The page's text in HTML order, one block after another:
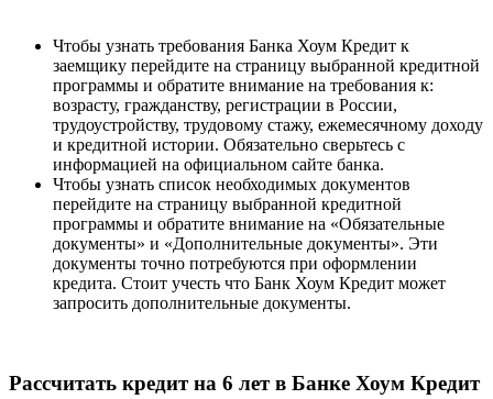
Чтобы узнать требования Банка Хоум Кредит к
заемщику перейдите на страницу выбранной кредитной
программы и обратите внимание на требования к:
возрасту, гражданству, регистрации в России,
трудоустройству, трудовому стажу, ежемесячному доходу
и кредитной истории. Обязательно сверьтесь с
информацией на официальном сайте банка.
Чтобы узнать список необходимых документов
перейдите на страницу выбранной кредитной
программы и обратите внимание на «Обязательные
документы» и «Дополнительные документы». Эти
документы точно потребуются при оформлении
кредита. Стоит учесть что Банк Хоум Кредит может
запросить дополнительные документы.
Рассчитать кредит на 6 лет в Банке Хоум Кредит